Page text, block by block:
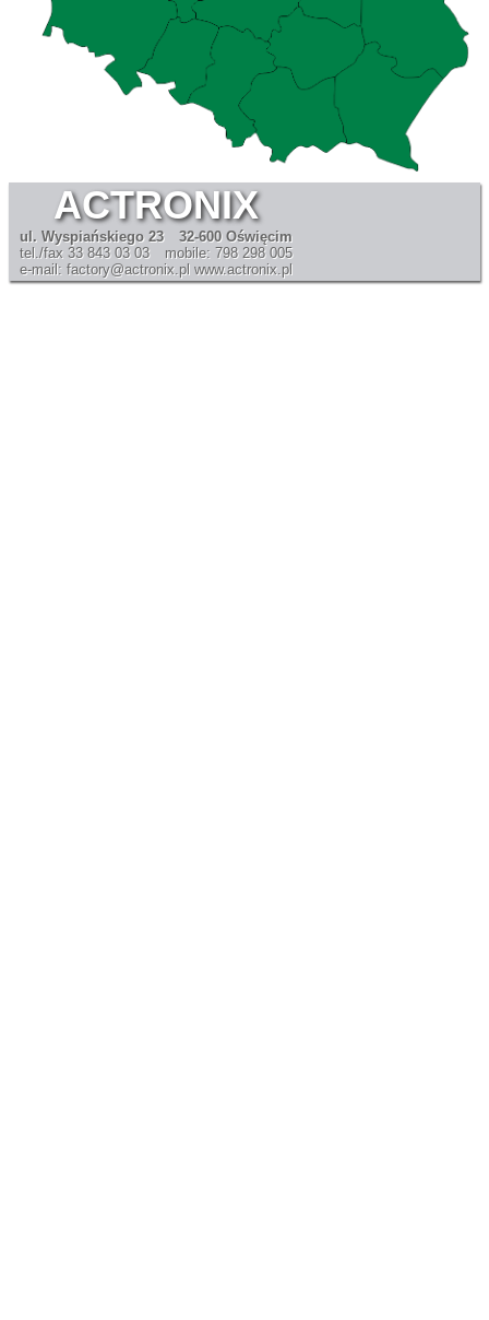
ACTRONIX
ul. Wyspiańskiego 23
tel./fax 33 843 03 03
e-mail: factory@actronix.pl
32-600 Oświęcim
mobile: 798 298 005
www.actronix.pl